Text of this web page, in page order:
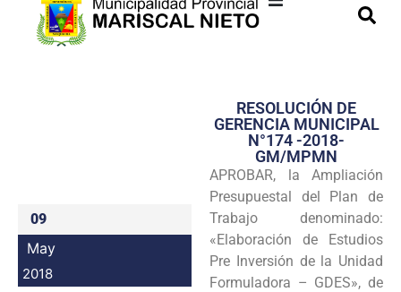
Transparencia
Seguridad
Programas
Intranet
09
May
2018
RESOLUCIÓN DE
GERENCIA MUNICIPAL
N°174 -2018-
GM/MPMN
APROBAR, la Ampliación
Presupuestal del Plan de
Trabajo denominado:
«Elaboración de Estudios
Pre Inversión de la Unidad
Formuladora – GDES», de